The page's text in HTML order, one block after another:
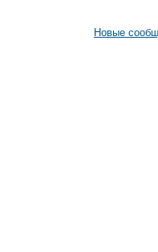
Новые